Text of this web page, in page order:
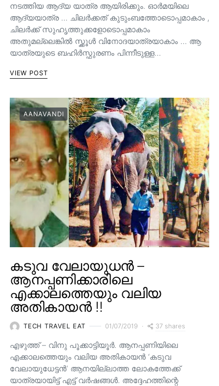
നടത്തിയ ആദ്യ യാത്ര ആയിരിക്കും. ഓർമയിലെ
ആദ്യയാത്ര … ചിലർക്കത് കുടുംബത്തോടൊപ്പമാകാം ,
ചിലർക്ക് സുഹൃത്തുക്കളോടൊപ്പമാകാം
അതുമല്ലെങ്കിൽ സ്ക്കൂൾ വിനോദയാത്രയാകാം … ആ
യാത്രയുടെ ബഹിർസ്ഫുരണം പിന്നീടുള്ള…
VIEW POST
AANAVANDI
കടുവ വേലായുധൻ –
ആനപ്പണിക്കാരിലെ
എക്കാലത്തെയും വലിയ
അതികായൻ !!
TECH TRAVEL EAT 01/07/2019 37 shares
എഴുത്ത് – വിനു പൂക്കാട്ടിയൂർ. ആനപ്പണിയിലെ
എക്കാലത്തെയും വലിയ അതികായൻ ‘കടുവ
വേലായുധേട്ടൻ’ ആനയില്ലാത്ത ലോകത്തേക്ക്
യാത്രയായിട്ട് എട്ട് വർഷങ്ങൾ. അദ്ദേഹത്തിന്റെ